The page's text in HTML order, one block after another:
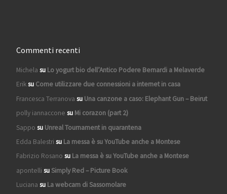
Commenti recenti
Michela su Lo yogurt bio dell’Antico Podere Bernardi a Melaverde
Eriksu Come utilizzare due connessioni a internet in casa
Francesca Terranova su Una canzone a caso: Elephant Gun – Beirut
polly iannaccone su Mi corazon (part 2)
Sappo su Unreal Tournament in quarantena
Edda Balestri su La messa è su YouTube anche a Montese
Fabrizio Rosano su La messa è su YouTube anche a Montese
apontelli suSimply Red – Picture Book
Luciana su La webcam di Sassomolare